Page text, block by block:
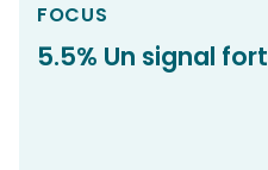
FOCUS
5.5% Un signal fort